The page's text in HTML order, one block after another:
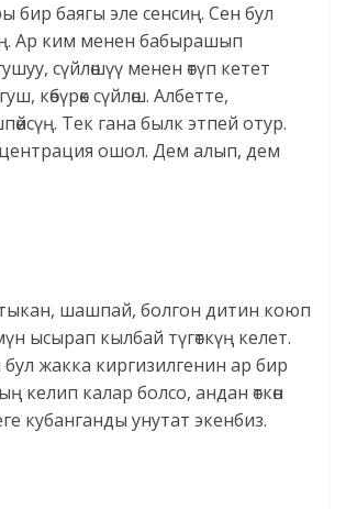
бир баягы эле сенсиң. Сен бул
Ар ким менен бабырашып
сүйлөшүү менен өтүп кетет
көбүрөк сүйлөш. Албетте,
Тек гана былк этпей отур.
ошол. Дем алып, дем
шашпай, болгон дитин коюп
ысырап кылбай түгөткүң келет.
жакка киргизилгенин ар бир
келип калар болсо, андан өткөн
кубанганды унутат экенбиз.